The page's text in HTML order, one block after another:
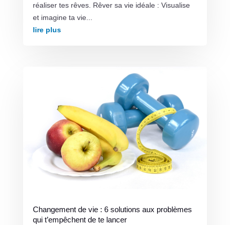
réaliser tes rêves. Rêver sa vie idéale : Visualise
et imagine ta vie...
lire plus
Changement de vie : 6 solutions aux problèmes
qui t’empêchent de te lancer